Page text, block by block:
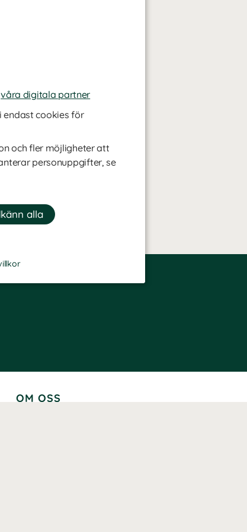
våra digitala partner
endast cookies för
och fler möjligheter att
personuppgifter, se
OM OSS